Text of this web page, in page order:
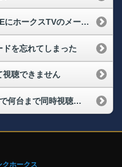
【ホークスTV】ベースボールLIVEにホークスTVのメールアドレス・パスワードでログインできない
ドを忘れてしまった
視聴できません
【ホークスTV】1つのアカウントで何台まで同時視聴が可能ですか？